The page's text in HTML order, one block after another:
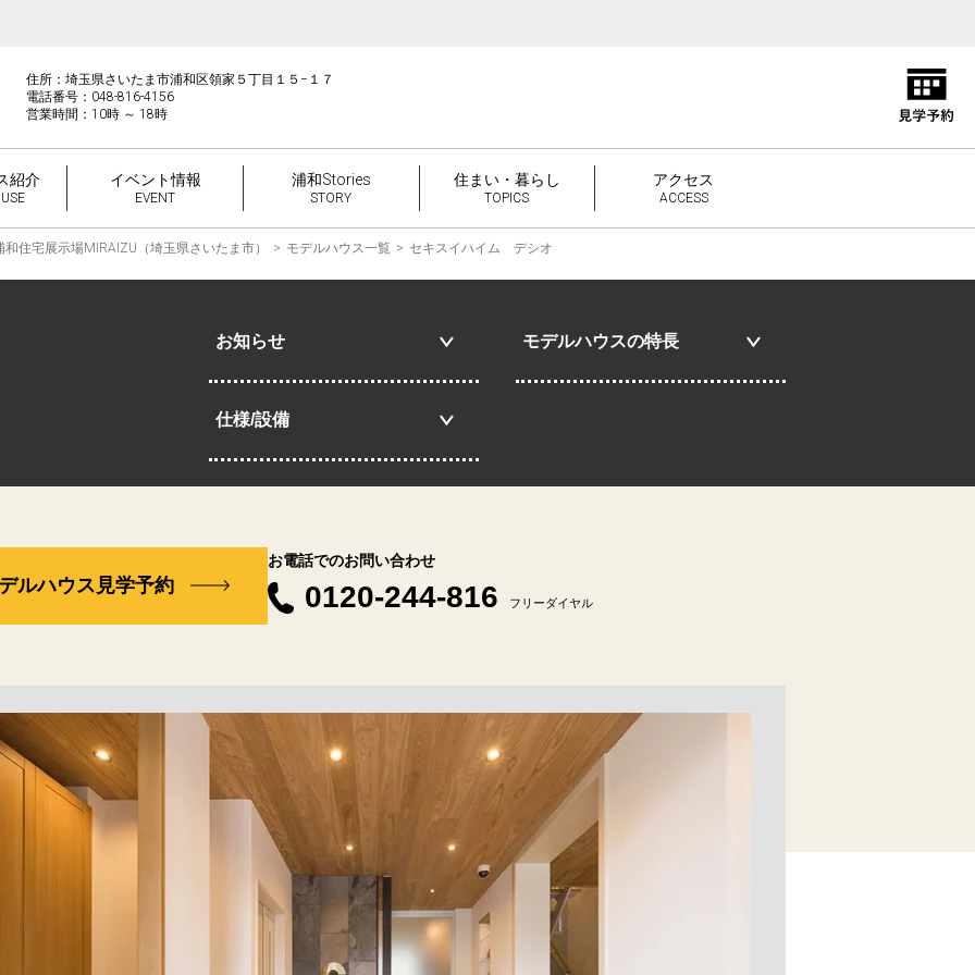
住所：埼玉県さいたま市浦和区領家５丁目１５−１７
電話番号：048-816-4156
営業時間：10時 ～ 18時
紹介 イベント情報
EVENT
浦和Stories
STORY
住まい・暮らし
TOPICS
アクセス
ACCESS
和住宅展示場MIRAIZU（埼玉県さいたま市） モデルハウス一覧 セキスイハイム デシオ
お知らせ モデルハウスの特長
仕様/設備
ルハウス見学予約
お電話でのお問い合わせ
0120-244-816 フリーダイヤル